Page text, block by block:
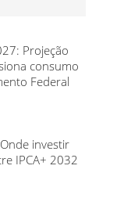
Projeção
consumo
Federal
investir
IPCA+ 2032